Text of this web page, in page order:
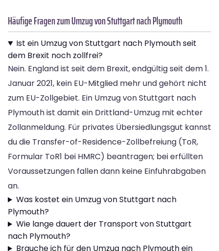
Häufige Fragen zum Umzug von Stuttgart nach Plymouth
Ist ein Umzug von Stuttgart nach Plymouth seit
dem Brexit noch zollfrei?
Nein. England ist seit dem Brexit, endgültig seit dem 1.
Januar 2021, kein EU-Mitglied mehr und gehört nicht
zum EU-Zollgebiet. Ein Umzug von Stuttgart nach
Plymouth ist damit ein Drittland-Umzug mit echter
Zollanmeldung. Für privates Übersiedlungsgut kannst
du die Transfer-of-Residence-Zollbefreiung (ToR,
Formular ToR1 bei HMRC) beantragen; bei erfüllten
Voraussetzungen fallen dann keine Einfuhrabgaben
an.
Was kostet ein Umzug von Stuttgart nach
Plymouth?
Wie lange dauert der Transport von Stuttgart
nach Plymouth?
Brauche ich für den Umzug nach Plymouth ein